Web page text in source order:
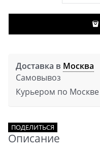
Доставка в Москва
Самовывоз
Курьером по Москве
ПОДЕЛИТЬСЯ
Описание